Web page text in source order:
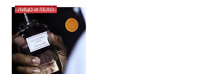
ЛИЦО И ТЕЛО